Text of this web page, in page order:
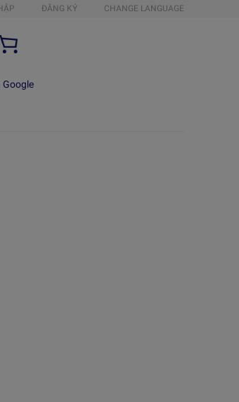
ĐĂNG KÝ CHANGE LANGUAGE
Google